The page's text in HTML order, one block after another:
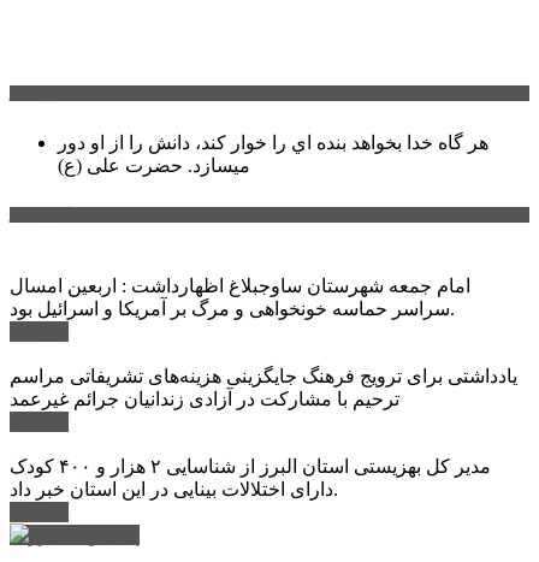
هر گاه خدا بخواهد بنده اي را خوار كند، دانش را از او دور
میسازد. حضرت علی (ع)
امام جمعه شهرستان ساوجبلاغ اظهارداشت : اربعین امسال
سراسر حماسه خونخواهی و مرگ بر آمریکا و اسرائیل بود.
یادداشتی برای ترویج فرهنگ جایگزینی هزینه‌های تشریفاتی مراسم
ترحیم با مشارکت در آزادی زندانیان جرائم غیرعمد
مدیر کل بهزیستی استان البرز از شناسایی ۲ هزار و ۴۰۰ کودک
دارای اختلالات بینایی در این استان خبر داد.